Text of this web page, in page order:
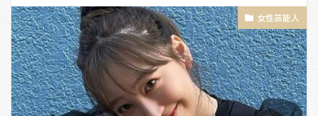
女性芸能人